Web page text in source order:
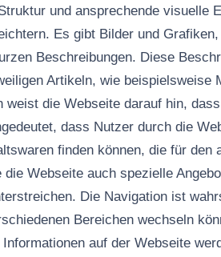
und ansprechende visuelle
Es gibt Bilder und
Beschreibungen. Diese
Artikeln, wie beispielsweise
die Webseite darauf hin,
dass Nutzer durch die
finden können, die für den
Webseite auch spezielle
Die Navigation ist
Bereichen wechseln
auf der Webseite